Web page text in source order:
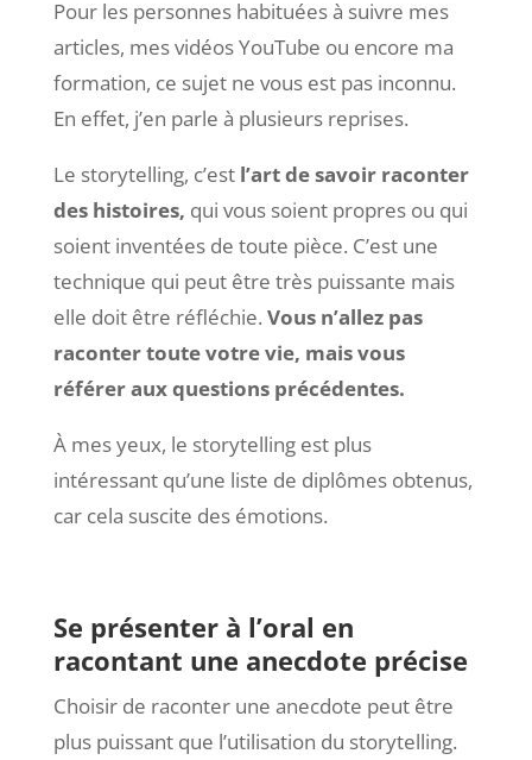
Pour les personnes habituées à suivre mes
articles, mes vidéos YouTube ou encore ma
formation, ce sujet ne vous est pas inconnu.
En effet, j’en parle à plusieurs reprises.
Le storytelling, c’est l’art de savoir raconter
des histoires, qui vous soient propres ou qui
soient inventées de toute pièce. C’est une
technique qui peut être très puissante mais
elle doit être réfléchie. Vous n’allez pas
raconter toute votre vie, mais vous
référer aux questions précédentes.
À mes yeux, le storytelling est plus
intéressant qu’une liste de diplômes obtenus,
car cela suscite des émotions.
Se présenter à l’oral en
racontant une anecdote précise
Choisir de raconter une anecdote peut être
plus puissant que l’utilisation du storytelling.